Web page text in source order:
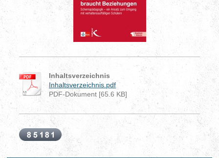
Inhaltsverzeichnis
Inhaltsverzeichnis.pdf
PDF-Dokument [65.6 KB]